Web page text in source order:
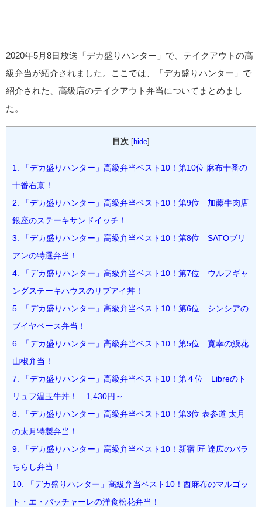
2020年5月8日放送「デカ盛りハンター」で、テイクアウトの高
級弁当が紹介されました。ここでは、「デカ盛りハンター」で
紹介された、高級店のテイクアウト弁当についてまとめまし
た。
目次 [hide]
1. 「デカ盛りハンター」高級弁当ベスト10！第10位 麻布十番の
十番右京！
2. 「デカ盛りハンター」高級弁当ベスト10！第9位 加藤牛肉店
銀座のステーキサンドイッチ！
3. 「デカ盛りハンター」高級弁当ベスト10！第8位 SATOブリ
アンの特選弁当！
4. 「デカ盛りハンター」高級弁当ベスト10！第7位 ウルフギャ
ングステーキハウスのリブアイ丼！
5. 「デカ盛りハンター」高級弁当ベスト10！第6位 シンシアの
ブイヤベース弁当！
6. 「デカ盛りハンター」高級弁当ベスト10！第5位 寛幸の鰻花
山椒弁当！
7. 「デカ盛りハンター」高級弁当ベスト10！第４位 Libreのト
リュフ温玉牛丼！ 1,430円～
8. 「デカ盛りハンター」高級弁当ベスト10！第3位 表参道 太月
の太月特製弁当！
9. 「デカ盛りハンター」高級弁当ベスト10！新宿 匠 達広のバラ
ちらし弁当！
10. 「デカ盛りハンター」高級弁当ベスト10！西麻布のマルゴッ
ト・エ・バッチャーレの洋食松花弁当！